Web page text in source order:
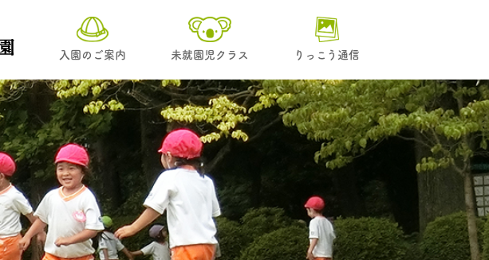
入園のご案内 未就園児クラス りっこう通信